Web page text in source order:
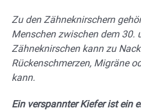
Zu den Zähneknirschern
Menschen zwischen dem 30.
Zähneknirschen kann zu
Rückenschmerzen, Migräne
kann.
Ein verspannter Kiefer ist ein